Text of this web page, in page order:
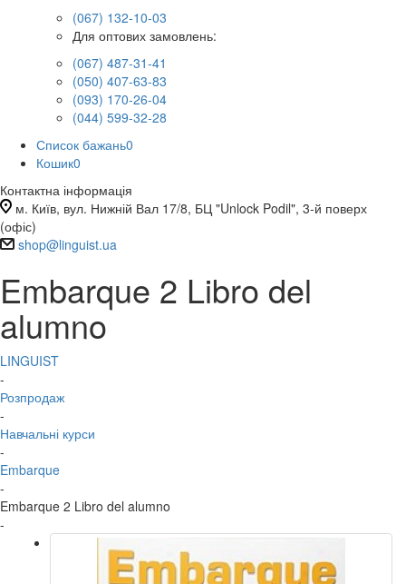
(067) 132-10-03
Для оптових замовлень:
(067) 487-31-41
(050) 407-63-83
(093) 170-26-04
(044) 599-32-28
Список бажань0
Кошик0
Контактна інформація
м. Київ, вул. Нижній Вал 17/8, БЦ "Unlock Podil", 3-й поверх
(офіс)
shop@linguist.ua
Embarque 2 Libro del
alumno
LINGUIST
-
Розпродаж
-
Навчальні курси
-
Embarque
-
Embarque 2 Libro del alumno
-